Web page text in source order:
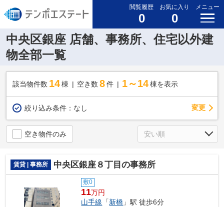
閲覧履歴
0
お気に入り
0
メニュー
中央区銀座 店舗、事務所、住宅以外建
物全部一覧
該当物件数 14棟 空き数 8 件 1～14 棟を表示
絞り込み条件： なし 変更
空き物件のみ
賃貸 | 事務所 中央区銀座８丁目の事務所
敷0
11万円
山手線 「新橋 」駅 徒歩6分